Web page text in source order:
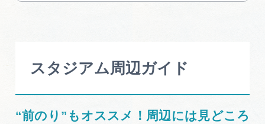
スタジアム周辺ガイド
“前のり”もオススメ！周辺には見どころ